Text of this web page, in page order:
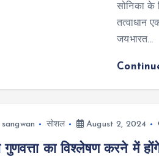
सोनिका के
तत्वाधान
जयभारत…
सोशल August 2, 2024
गुणवत्ता का विश्लेषण करने में